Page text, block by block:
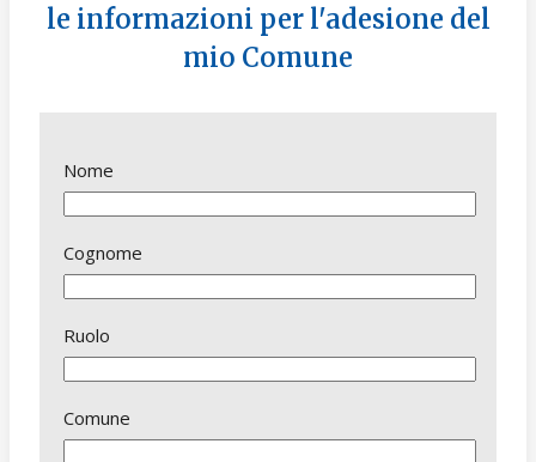
le informazioni per l'adesione del
mio Comune
Nome
Cognome
Ruolo
Comune